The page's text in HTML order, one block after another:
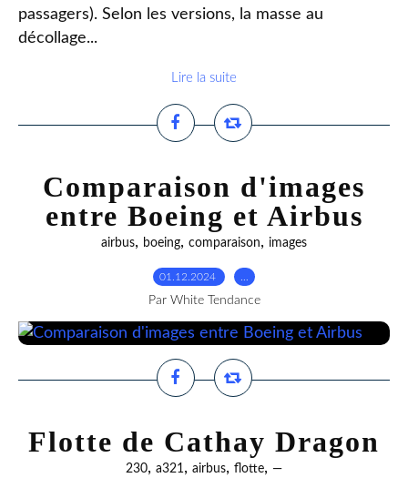
passagers). Selon les versions, la masse au
décollage...
Lire la suite
Comparaison d'images
entre Boeing et Airbus
airbus, boeing, comparaison, images
01.12.2024
Par White Tendance
Flotte de Cathay Dragon
230, a321, airbus, flotte, —